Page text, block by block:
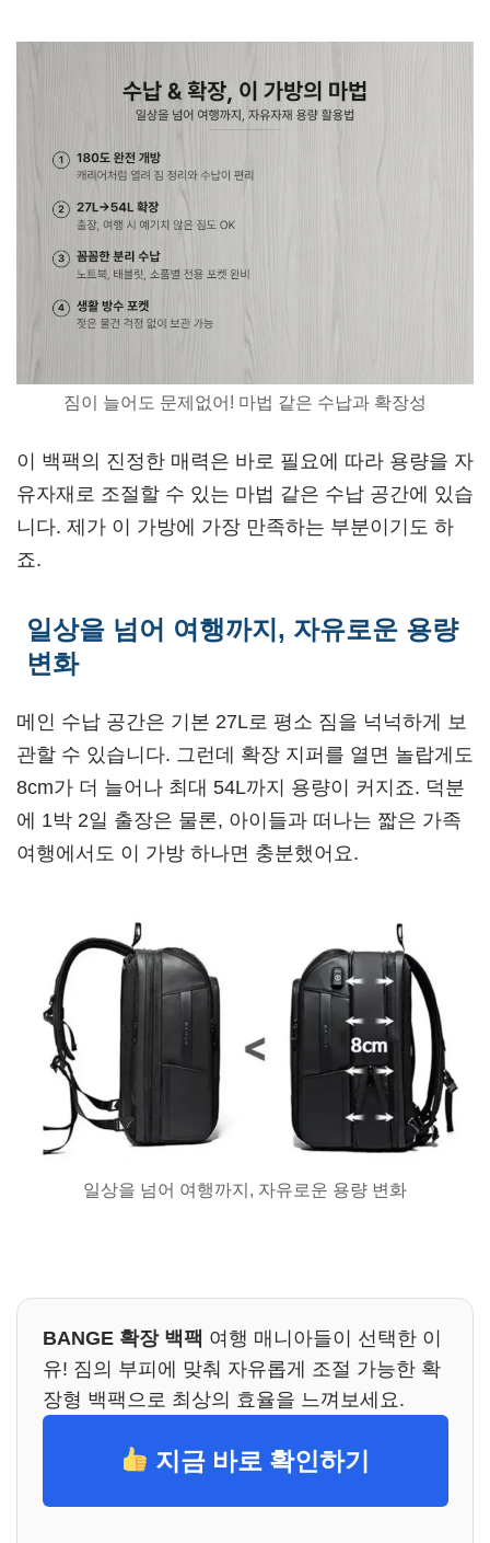
짐이 늘어도 문제없어! 마법 같은 수납과 확장성
이 백팩의 진정한 매력은 바로 필요에 따라 용량을 자
유자재로 조절할 수 있는 마법 같은 수납 공간에 있습
니다. 제가 이 가방에 가장 만족하는 부분이기도 하
죠.
일상을 넘어 여행까지, 자유로운 용량
변화
메인 수납 공간은 기본 27L로 평소 짐을 넉넉하게 보
관할 수 있습니다. 그런데 확장 지퍼를 열면 놀랍게도
8cm가 더 늘어나 최대 54L까지 용량이 커지죠. 덕분
에 1박 2일 출장은 물론, 아이들과 떠나는 짧은 가족
여행에서도 이 가방 하나면 충분했어요.
일상을 넘어 여행까지, 자유로운 용량 변화
BANGE 확장 백팩 여행 매니아들이 선택한 이
유! 짐의 부피에 맞춰 자유롭게 조절 가능한 확
장형 백팩으로 최상의 효율을 느껴보세요.
지금 바로 확인하기